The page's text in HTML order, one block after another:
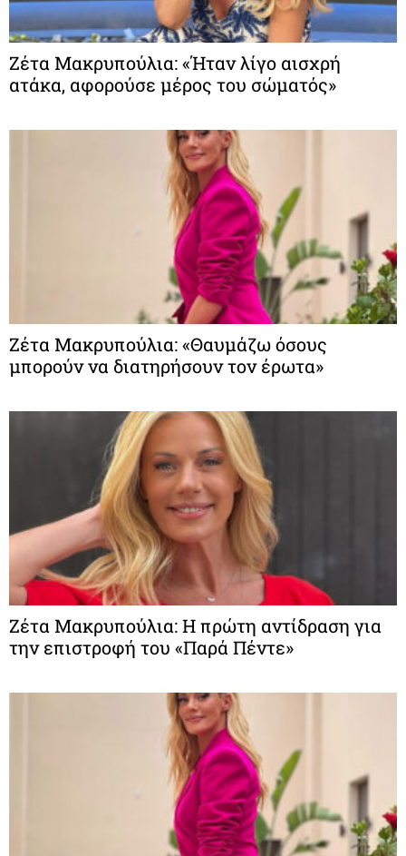
Ζέτα Μακρυπούλια: «Ήταν λίγο αισχρή
ατάκα, αφορούσε μέρος του σώματός»
Ζέτα Μακρυπούλια: «Θαυμάζω όσους
μπορούν να διατηρήσουν τον έρωτα»
Ζέτα Μακρυπούλια: Η πρώτη αντίδραση για
την επιστροφή του «Παρά Πέντε»